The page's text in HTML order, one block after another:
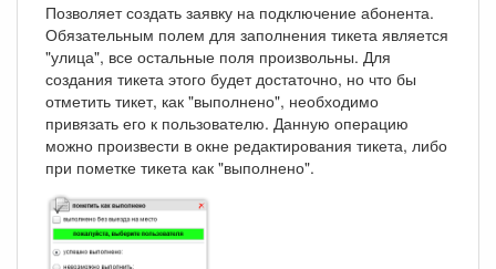
Позволяет создать заявку на подключение абонента.
Обязательным полем для заполнения тикета является
"улица", все остальные поля произвольны. Для
создания тикета этого будет достаточно, но что бы
отметить тикет, как "выполнено", необходимо
привязать его к пользователю. Данную операцию
можно произвести в окне редактирования тикета, либо
при пометке тикета как "выполнено".